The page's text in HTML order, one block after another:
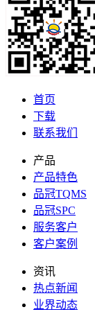
首页
下载
联系我们
产品
产品特色
品冠TQMS
品冠SPC
服务客户
客户案例
资讯
热点新闻
业界动态